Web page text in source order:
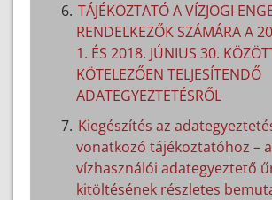
TÁJÉKOZTATÓ A VÍZJOGI
RENDELKEZŐK SZÁMÁRA A
1. ÉS 2018. JÚNIUS 30.
KÖTELEZŐEN TELJESÍTENDŐ
ADATEGYEZTETÉSRŐL
Kiegészítés az
vonatkozó tájékoztatóhoz – a
vízhasználói adategyeztető
kitöltésének részletes